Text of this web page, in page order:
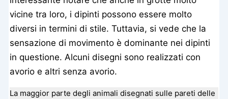
vicine tra loro, i dipinti possono essere molto
diversi in termini di stile. Tuttavia, si vede che la
sensazione di movimento è dominante nei dipinti
in questione. Alcuni disegni sono realizzati con
avorio e altri senza avorio.
La maggior parte degli animali disegnati sulle pareti delle